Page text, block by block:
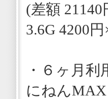
(差額 21140
3.6G 4200
・６ヶ月利
にねんMAX